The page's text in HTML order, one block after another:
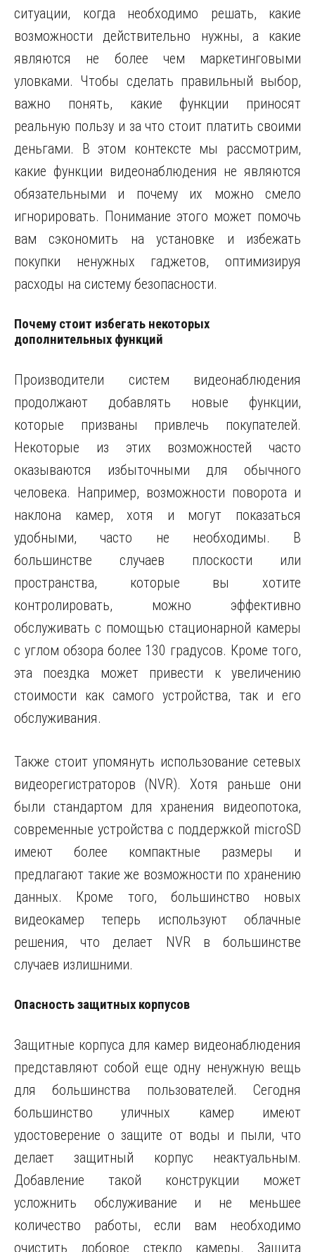
ситуации, когда необходимо решать, какие
возможности действительно нужны, а какие
являются не более чем маркетинговыми
уловками. Чтобы сделать правильный выбор,
важно понять, какие функции приносят
реальную пользу и за что стоит платить своими
деньгами. В этом контексте мы рассмотрим,
какие функции видеонаблюдения не являются
обязательными и почему их можно смело
игнорировать. Понимание этого может помочь
вам сэкономить на установке и избежать
покупки ненужных гаджетов, оптимизируя
расходы на систему безопасности.
Почему стоит избегать некоторых
дополнительных функций
Производители систем видеонаблюдения
продолжают добавлять новые функции,
которые призваны привлечь покупателей.
Некоторые из этих возможностей часто
оказываются избыточными для обычного
человека. Например, возможности поворота и
наклона камер, хотя и могут показаться
удобными, часто не необходимы. В
большинстве случаев плоскости или
пространства, которые вы хотите
контролировать, можно эффективно
обслуживать с помощью стационарной камеры
с углом обзора более 130 градусов. Кроме того,
эта поездка может привести к увеличению
стоимости как самого устройства, так и его
обслуживания.
Также стоит упомянуть использование сетевых
видеорегистраторов (NVR). Хотя раньше они
были стандартом для хранения видеопотока,
современные устройства с поддержкой microSD
имеют более компактные размеры и
предлагают такие же возможности по хранению
данных. Кроме того, большинство новых
видеокамер теперь используют облачные
решения, что делает NVR в большинстве
случаев излишними.
Опасность защитных корпусов
Защитные корпуса для камер видеонаблюдения
представляют собой еще одну ненужную вещь
для большинства пользователей. Сегодня
большинство уличных камер имеют
удостоверение о защите от воды и пыли, что
делает защитный корпус неактуальным.
Добавление такой конструкции может
усложнить обслуживание и не меньшее
количество работы, если вам необходимо
очистить лобовое стекло камеры. Защита